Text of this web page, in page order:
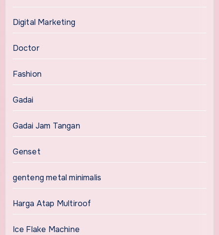
Digital Marketing
Doctor
Fashion
Gadai
Gadai Jam Tangan
Genset
genteng metal minimalis
Harga Atap Multiroof
Ice Flake Machine